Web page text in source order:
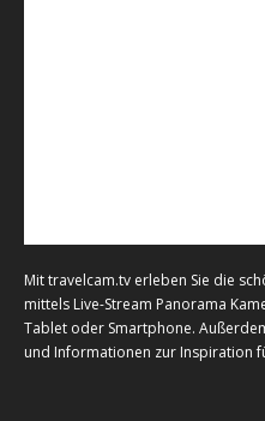
Mit travelcam.tv erleben Sie die
mittels Live-Stream Panorama
Tablet oder Smartphone.
und Informationen zur Inspiration